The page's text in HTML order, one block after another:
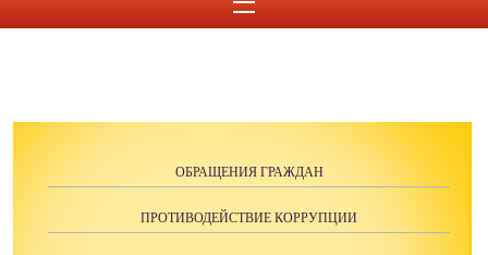
(посмотреть)
ОБРАЩЕНИЯ ГРАЖДАН
ПРОТИВОДЕЙСТВИЕ КОРРУПЦИИ